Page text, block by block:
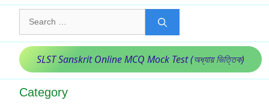
for:
SLST Sanskrit Online MCQ Mock Test (অধ্যায় ভিত্তিক)
Category